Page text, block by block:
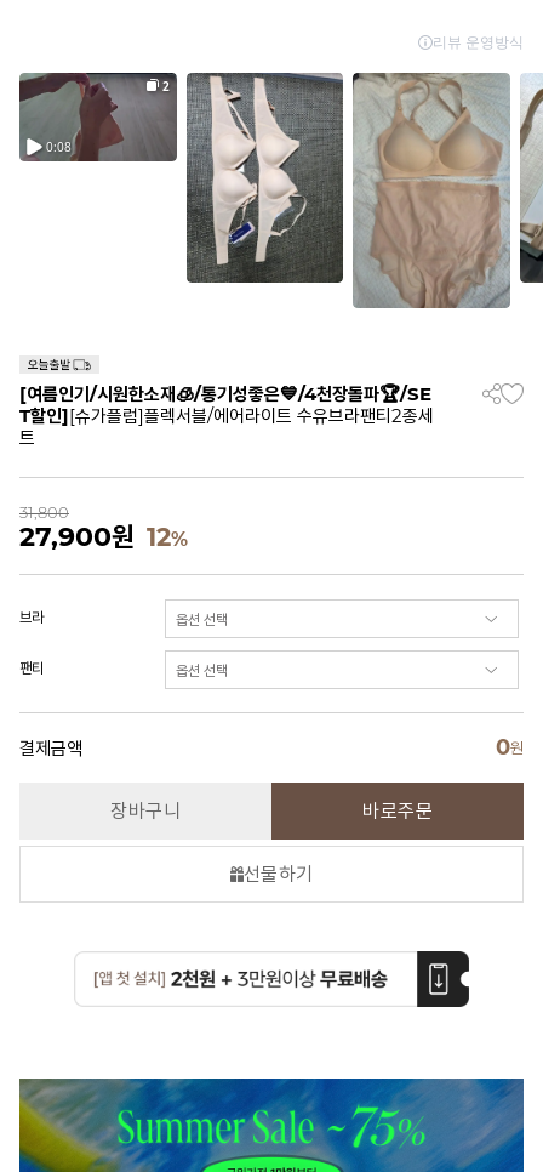
[여름인기/시원한소재🧊/통기성좋은💙/4천장돌파🏆/SE
T할인][슈가플럼]플렉서블/에어라이트 수유브라팬티2종세
트
31,800
27,900원 12%
브라
팬티
결제금액 0원
장바구니 바로주문
선물하기